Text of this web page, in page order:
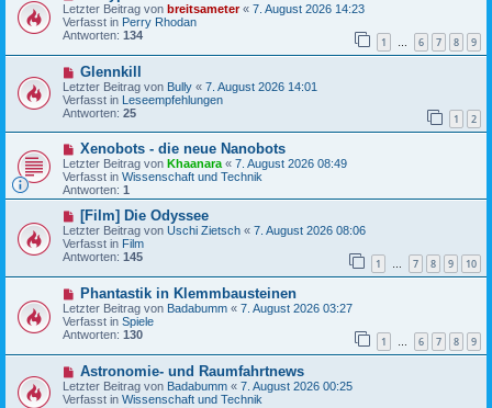
i
t
r
g
e
u
e
r
B
e
i
t
r
g
Letzter Beitrag von breitsameter« 7. August 2026 14:23
Verfasst in Perry Rhodan
Antworten: 134 1 … 6 7 8 9
N
e
u
e
r
B
e
i
t
r
a
g
Glennkill
Letzter Beitrag von Bully « 7. August 2026 14:01
Verfasst in Leseempfehlungen
Antworten: 25 1 2
N
e
u
e
r
B
e
i
t
r
a
g
Xenobots - die neue Nanobots
Letzter Beitrag von Khaanara « 7. August 2026 08:49
Verfasst in Wissenschaft und Technik
Antworten: 1
N
e
u
e
B
i
t
r
g
[Film] Die Odyssee
Letzter Beitrag von Uschi Zietsch « 7. August 2026 08:06
Verfasst in Film
Antworten: 145 1 … 7 8 9 10
N
e
u
e
r
B
e
i
t
Phantastik in Klemmbausteinen
Letzter Beitrag von Badabumm « 7. August 2026 03:27
Verfasst in Spiele
Antworten: 130 1 … 6 7 8 9
N
e
u
Astronomie- und Raumfahrtnews
Letzter Beitrag von Badabumm « 7. August 2026 00:25
Verfasst in Wissenschaft und Technik